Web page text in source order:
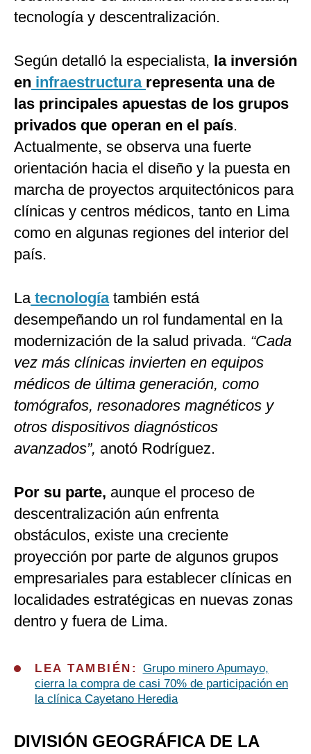
tecnología y descentralización.
Según detalló la especialista, la inversión
en infraestructura representa una de
las principales apuestas de los grupos
privados que operan en el país.
Actualmente, se observa una fuerte
orientación hacia el diseño y la puesta en
marcha de proyectos arquitectónicos para
clínicas y centros médicos, tanto en Lima
como en algunas regiones del interior del
país.
Latecnologíatambién está
desempeñando un rol fundamental en la
modernización de la salud privada. “Cada
vez más clínicas invierten en equipos
médicos de última generación, como
tomógrafos, resonadores magnéticos y
otros dispositivos diagnósticos
avanzados”, anotó Rodríguez.
Por su parte, aunque el proceso de
descentralización aún enfrenta
obstáculos, existe una creciente
proyección por parte de algunos grupos
empresariales para establecer clínicas en
localidades estratégicas en nuevas zonas
dentro y fuera de Lima.
LEA TAMBIÉN: Grupo minero Apumayo,
cierra la compra de casi 70% de participación en
la clínica Cayetano Heredia
DIVISIÓN GEOGRÁFICA DE LA